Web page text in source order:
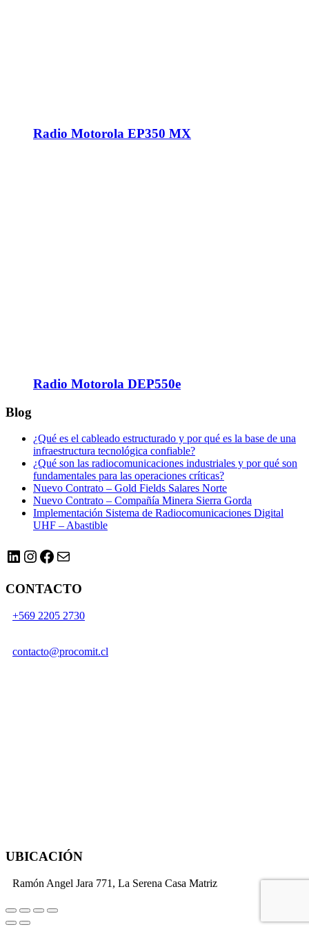
Radio Motorola EP350 MX
Radio Motorola DEP550e
Blog
¿Qué es el cableado estructurado y por qué es la base de una
infraestructura tecnológica confiable?
¿Qué son las radiocomunicaciones industriales y por qué son
fundamentales para las operaciones críticas?
Nuevo Contrato – Gold Fields Salares Norte
Nuevo Contrato – Compañía Minera Sierra Gorda
Implementación Sistema de Radiocomunicaciones Digital
UHF – Abastible
LinkedIn
Instagram
Facebook
Correo electrónico
CONTACTO
+569 2205 2730
contacto@procomit.cl
UBICACIÓN
Ramón Angel Jara 771, La Serena Casa Matriz